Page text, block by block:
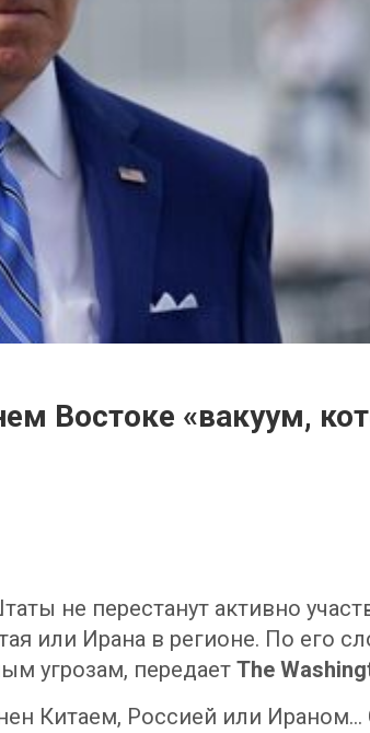
Востоке «вакуум,
не перестанут активно
или Ирана в регионе. По его
угрозам, передает The
Китаем, Россией или